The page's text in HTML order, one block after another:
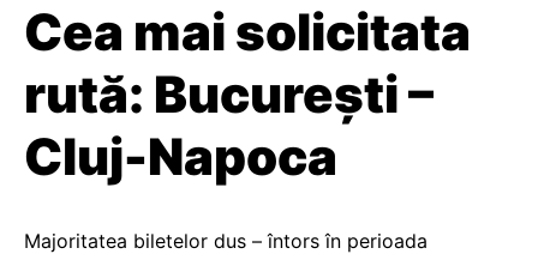
Cea mai solicitata
rută: București –
Cluj-Napoca
Majoritatea biletelor dus – întors în perioada